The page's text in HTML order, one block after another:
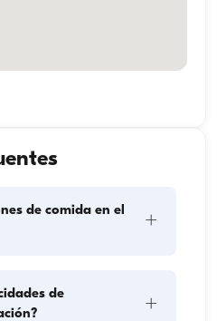
de comida en el
+
la compra de
de
+